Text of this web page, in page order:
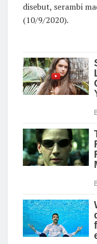
disebut, serambi
(10/9/2020).